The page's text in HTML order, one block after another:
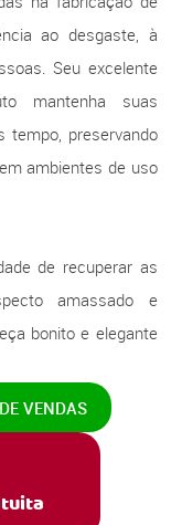
ao desgaste, à
Seu excelente
mantenha suas
tempo, preservando
ambientes de uso
de recuperar as
amassado e
bonito e elegante
VENDAS